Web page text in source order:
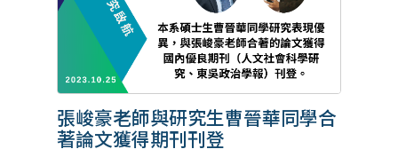
張峻豪老師與研究生曹晉華同學合
著論文獲得期刊刊登